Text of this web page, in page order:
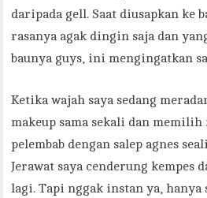
daripada gell. Saat diusapkan ke
rasanya agak dingin saja dan
baunya guys, ini mengingatkan
Ketika wajah saya sedang
makeup sama sekali dan memilih
pelembab dengan salep agnes
Jerawat saya cenderung kempes
lagi. Tapi nggak instan ya, hanya